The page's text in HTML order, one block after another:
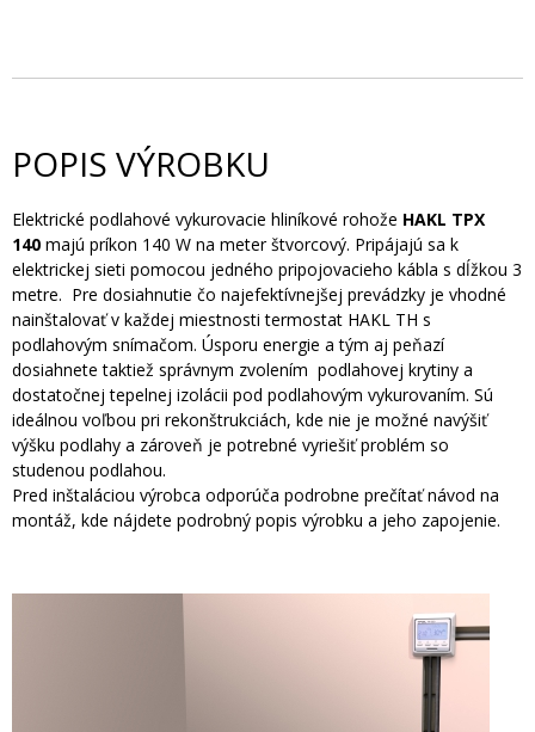
POPIS VÝROBKU
Elektrické podlahové vykurovacie hliníkové rohože HAKL TPX
140 majú príkon 140 W na meter štvorcový. Pripájajú sa k
elektrickej sieti pomocou jedného pripojovacieho kábla s dĺžkou 3
metre. Pre dosiahnutie čo najefektívnejšej prevádzky je vhodné
nainštalovať v každej miestnosti termostat HAKL TH s
podlahovým snímačom. Úsporu energie a tým aj peňazí
dosiahnete taktiež správnym zvolením podlahovej krytiny a
dostatočnej tepelnej izolácii pod podlahovým vykurovaním. Sú
ideálnou voľbou pri rekonštrukciách, kde nie je možné navýšiť
výšku podlahy a zároveň je potrebné vyriešiť problém so
studenou podlahou.
Pred inštaláciou výrobca odporúča podrobne prečítať návod na
montáž, kde nájdete podrobný popis výrobku a jeho zapojenie.